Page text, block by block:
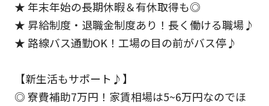
★ 年末年始の長期休暇＆有休取得も◎
★ 昇給制度・退職金制度あり！長く働ける職場♪
★ 路線バス通勤OK！工場の目の前がバス停♪
【新生活もサポート♪】
◎ 寮費補助7万円！家賃相場は5~6万円なのでほ